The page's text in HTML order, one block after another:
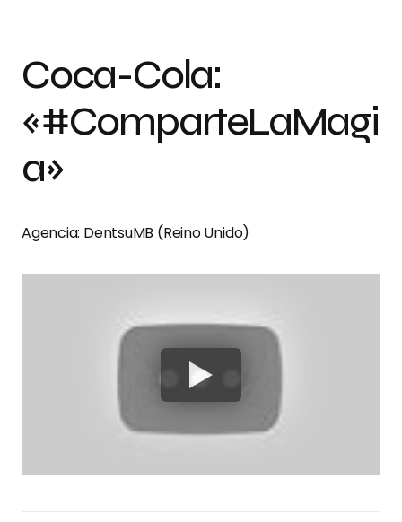
Coca-Cola:
«#ComparteLaMagi
a»
Agencia: DentsuMB (Reino Unido)